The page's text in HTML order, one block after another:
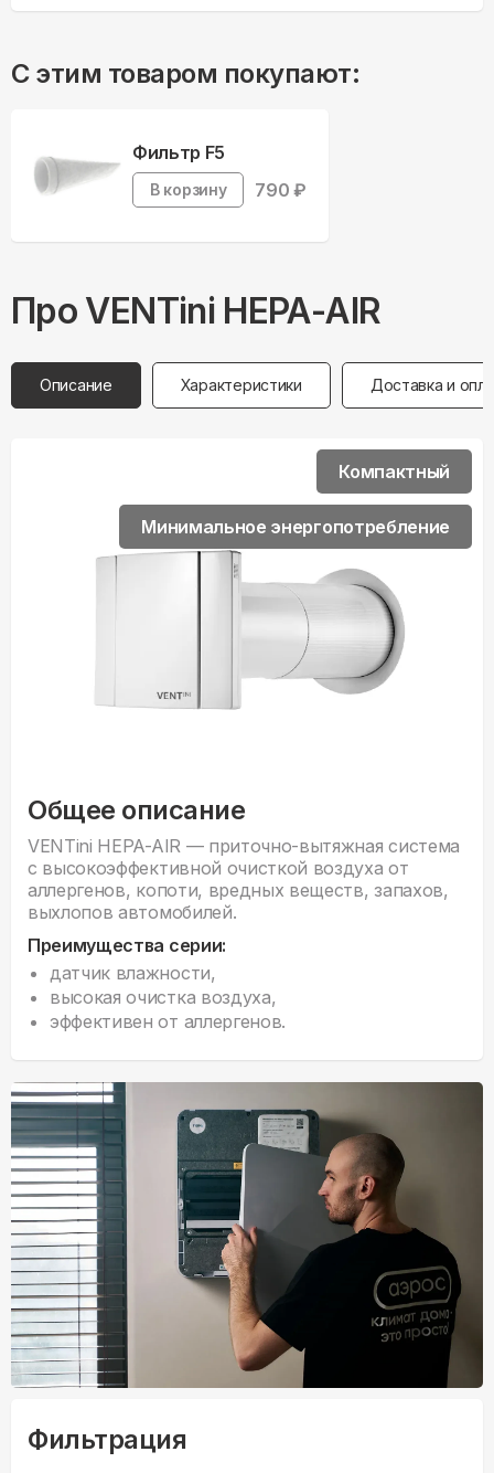
С этим товаром покупают:
Фильтр F5
В корзину 790 ₽
Про VENTini HEPA-AIR
Описание Характеристики Доставка и
Общее описание
VENTini HEPA-AIR — приточно-вытяжная система
с высокоэффективной очисткой воздуха от
аллергенов, копоти, вредных веществ, запахов,
выхлопов автомобилей.
Преимущества серии:
датчик влажности,
высокая очистка воздуха,
эффективен от аллергенов.
Компактный
Минимальное энергопотребление
Фильтрация